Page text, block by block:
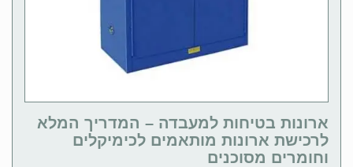
ארונות בטיחות למעבדה – המדריך המלא
לרכישת ארונות מותאמים לכימיקלים
וחומרים מסוכנים